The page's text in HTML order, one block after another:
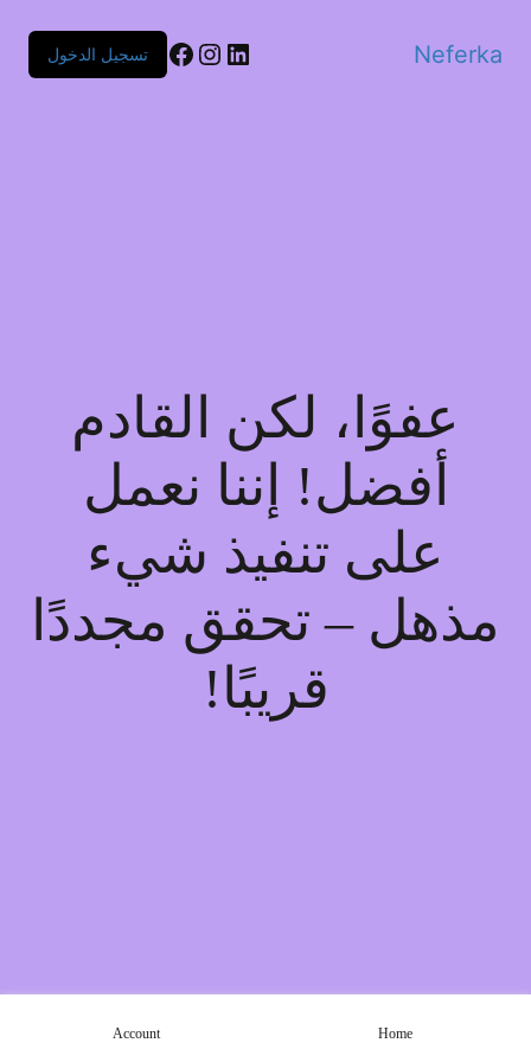
Neferka
LinkedIn
Instagram
Facebook
تسجيل الدخول
عفوًا، لكن القادم
أفضل! إننا نعمل
على تنفيذ شيء
مذهل – تحقق مجددًا
قريبًا!
Home
Account